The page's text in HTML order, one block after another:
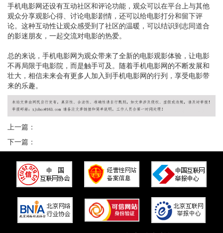
手机电影网还设有互动社区和评论功能，观众可以在平台上与其他
观众分享观影心得、讨论电影剧情，还可以给电影打分和留下评
论。这种互动性让观众感受到了社区的温暖，可以结识到志同道合
的影迷朋友，一起交流对电影的热爱。
总的来说，手机电影网为观众带来了全新的电影观影体验，让电影
不再局限于电影院，而是触手可及。随着手机电影网的不断发展和
壮大，相信未来会有更多人加入到手机电影网的行列，享受电影带
来的乐趣。
上一篇：
下一篇：